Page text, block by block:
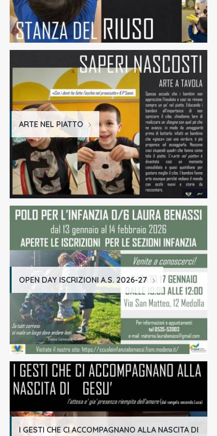
ARTE NEL PIATTO
OPEN DAY ISCRIZIONI A.S. 2026-27
I GESTI CHE CI ACCOMPAGNANO ALLA NASCITA DI